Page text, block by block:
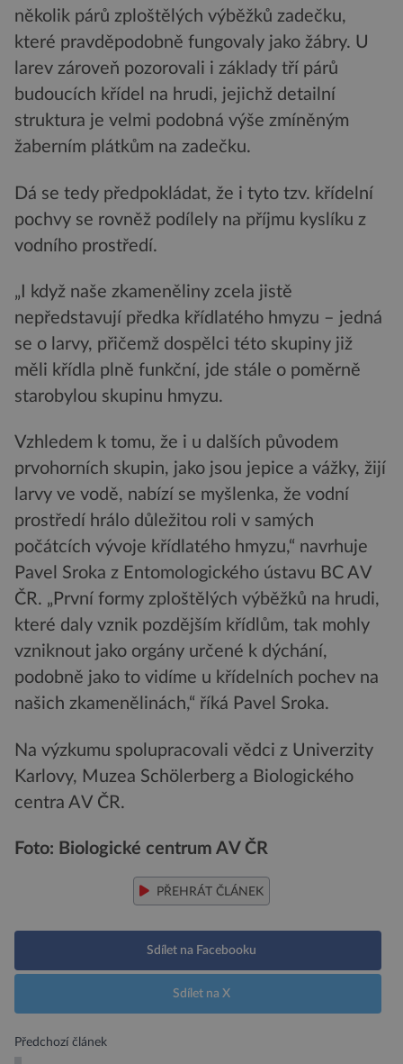
několik párů zploštělých výběžků zadečku,
které pravděpodobně fungovaly jako žábry. U
larev zároveň pozorovali i základy tří párů
budoucích křídel na hrudi, jejichž detailní
struktura je velmi podobná výše zmíněným
žaberním plátkům na zadečku.
Dá se tedy předpokládat, že i tyto tzv. křídelní
pochvy se rovněž podílely na příjmu kyslíku z
vodního prostředí.
„I když naše zkameněliny zcela jistě
nepředstavují předka křídlatého hmyzu – jedná
se o larvy, přičemž dospělci této skupiny již
měli křídla plně funkční, jde stále o poměrně
starobylou skupinu hmyzu.
Vzhledem k tomu, že i u dalších původem
prvohorních skupin, jako jsou jepice a vážky, žijí
larvy ve vodě, nabízí se myšlenka, že vodní
prostředí hrálo důležitou roli v samých
počátcích vývoje křídlatého hmyzu,“ navrhuje
Pavel Sroka z Entomologického ústavu BC AV
ČR. „První formy zploštělých výběžků na hrudi,
které daly vznik pozdějším křídlům, tak mohly
vzniknout jako orgány určené k dýchání,
podobně jako to vidíme u křídelních pochev na
našich zkamenělinách,“ říká Pavel Sroka.
Na výzkumu spolupracovali vědci z Univerzity
Karlovy, Muzea Schölerberg a Biologického
centra AV ČR.
Foto: Biologické centrum AV ČR
PŘEHRÁT ČLÁNEK
Sdílet na Facebooku
Sdílet na X
Předchozí článek